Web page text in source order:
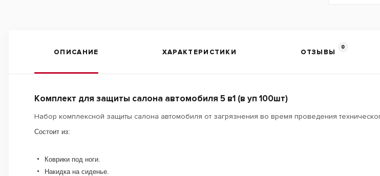
ОПИСАНИЕ ХАРАКТЕРИСТИКИ ОТЗЫВЫ
0
Комплект для защиты салона автомобиля 5 в1 (в уп 100шт)
Набор комплексной защиты салона автомобиля от загрязнения во время проведения
Состоит из:
Коврики под ноги.
Накидка на сиденье.